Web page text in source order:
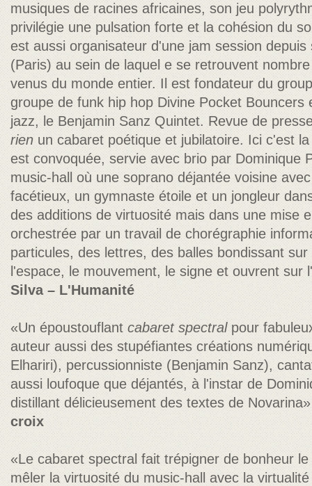
musiques de racines africaines, son jeu
privilégie une pulsation forte et la cohésion du
est aussi organisateur d'une jam session
(Paris) au sein de laquel e se retrouvent
venus du monde entier. Il est fondateur du
groupe de funk hip hop Divine Pocket Bouncers
jazz, le Benjamin Sanz Quintet. Revue de
rienun cabaret poétique et jubilatoire. Ici c'est
est convoquée, servie avec brio par Dominique
music-hall où une soprano déjantée voisine
facétieux, un gymnaste étoile et un jongleur
des additions de virtuosité mais dans une mise
orchestrée par un travail de chorégraphie
particules, des lettres, des balles bondissant
l'espace, le mouvement, le signe et ouvrent sur
Silva – L'Humanité
«Un époustouflant cabaret spectral pour
auteur aussi des stupéfiantes créations
Elhariri), percussionniste (Benjamin Sanz),
aussi loufoque que déjantés, à l'instar de
distillant délicieusement des textes de
croix
«Le cabaret spectral fait trépigner de bonheur
mêler la virtuosité du music-hall avec la